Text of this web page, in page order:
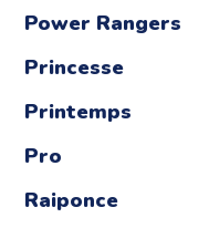
Power Rangers
Princesse
Printemps
Pro
Raiponce